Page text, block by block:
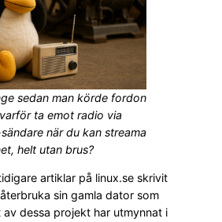
sedan man körde fordon
ta emot radio via
när du kan streama
helt utan brus?
artiklar på linux.se skrivit
sin gamla dator som
dessa projekt har utmynnat i